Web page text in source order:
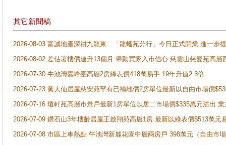
其它新聞稿
2026-08-03 富誠地產深耕九龍東 「龍蟠苑分行」今日正式開業 進一步
2026-08-02 差估署樓價連升13個月 帶動買家入市信心 慈雲山慈愛苑高層
2026-07-30 牛池灣嘉峰臺高層2房綠表價418萬易手 19年升值2.3倍
2026-07-23 黄大仙居屋慈安苑罕有已補地價2房單位最新以自由市場價
2026-07-16 瓊軒苑高層市景戶最新1房單位以居二市場價$335萬元沽出
2026-07-09 鑽石山3年樓齡居屋王啟翔苑高層1房 最新以綠表價$513萬元
2026-07-08 市區上車熱點 牛池灣新麗花園中層兩房戶 398萬元（自由市